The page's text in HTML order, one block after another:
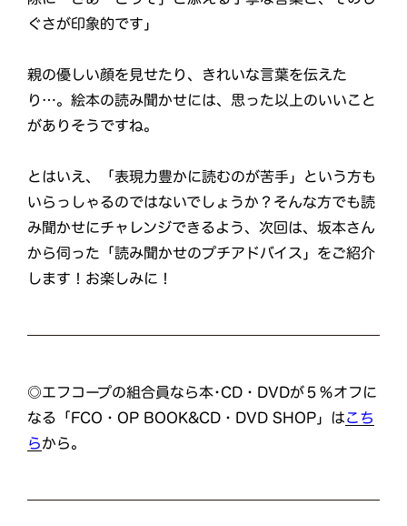
ぐさが印象的です」
親の優しい顔を見せたり、きれいな言葉を伝えた
り…。絵本の読み聞かせには、思った以上のいいこと
がありそうですね。
とはいえ、「表現力豊かに読むのが苦手」という方も
いらっしゃるのではないでしょうか？そんな方でも読
み聞かせにチャレンジできるよう、次回は、坂本さん
から伺った「読み聞かせのプチアドバイス」をご紹介
します！お楽しみに！
◎エフコープの組合員なら本･CD・DVDが５％オフに
なる「FCO・OP BOOK&CD・DVD SHOP」はこち
らから。